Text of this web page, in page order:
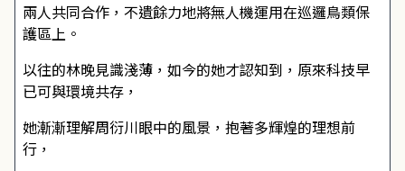
兩人共同合作，不遺餘力地將無人機運用在巡邏鳥類保
護區上。
以往的林晚見識淺薄，如今的她才認知到，原來科技早
已可與環境共存，
她漸漸理解周衍川眼中的風景，抱著多輝煌的理想前
行，